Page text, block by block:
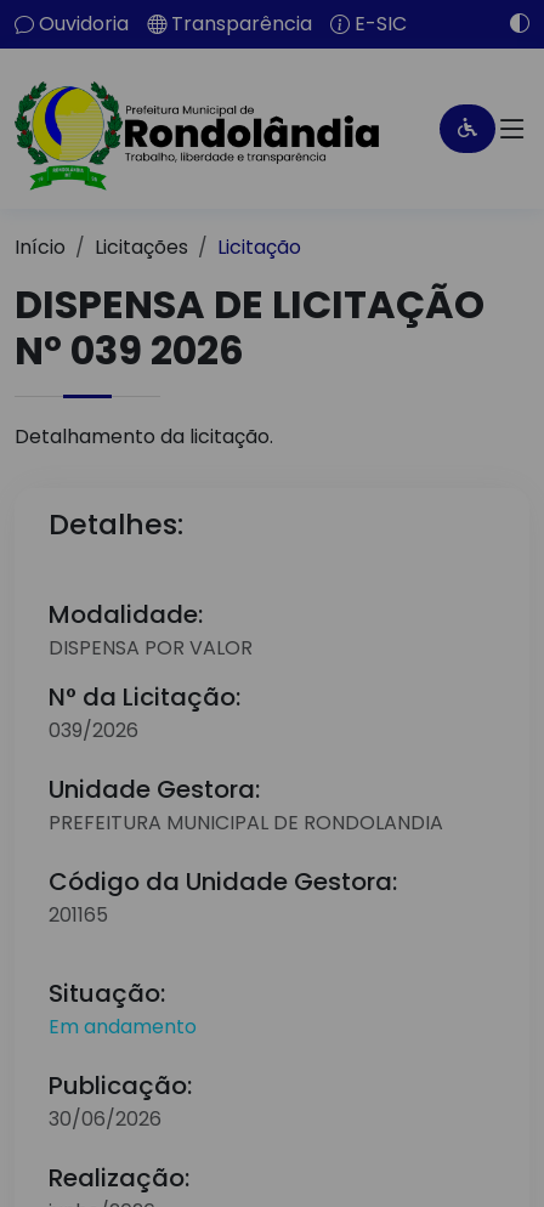
Ouvidoria Transparência E-SIC
Início Licitações Licitação
DISPENSA DE LICITAÇÃO
Nº 039 2026
Detalhamento da licitação.
Detalhes:
Modalidade:
DISPENSA POR VALOR
N° da Licitação:
039/2026
Unidade Gestora:
PREFEITURA MUNICIPAL DE RONDOLANDIA
Código da Unidade Gestora:
201165
Situação:
Em andamento
Publicação:
30/06/2026
Realização: